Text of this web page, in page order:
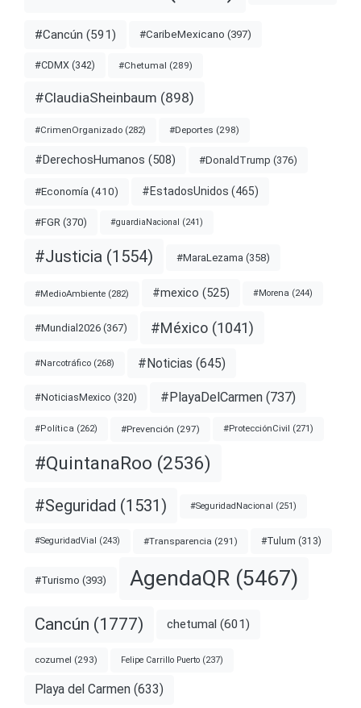
#Cancún (591) #CaribeMexicano (397)
#CDMX (342) #Chetumal (289)
#ClaudiaSheinbaum (898)
#CrimenOrganizado (282) #Deportes (298)
#DerechosHumanos (508) #DonaldTrump (376)
#Economía (410) #EstadosUnidos (465)
#FGR (370) #guardiaNacional (241)
#Justicia (1554) #MaraLezama (358)
#MedioAmbiente (282) #mexico (525) #Morena (244)
#Mundial2026 (367) #México (1041)
#Narcotráfico (268) #Noticias (645)
#NoticiasMexico (320) #PlayaDelCarmen (737)
#Política (262) #Prevención (297) #ProtecciónCivil (271)
#QuintanaRoo (2536)
#Seguridad (1531) #SeguridadNacional (251)
#SeguridadVial (243) #Transparencia (291) #Tulum (313)
#Turismo (393) AgendaQR (5467)
Cancún (1777) chetumal (601)
cozumel (293) Felipe Carrillo Puerto (237)
Playa del Carmen (633)